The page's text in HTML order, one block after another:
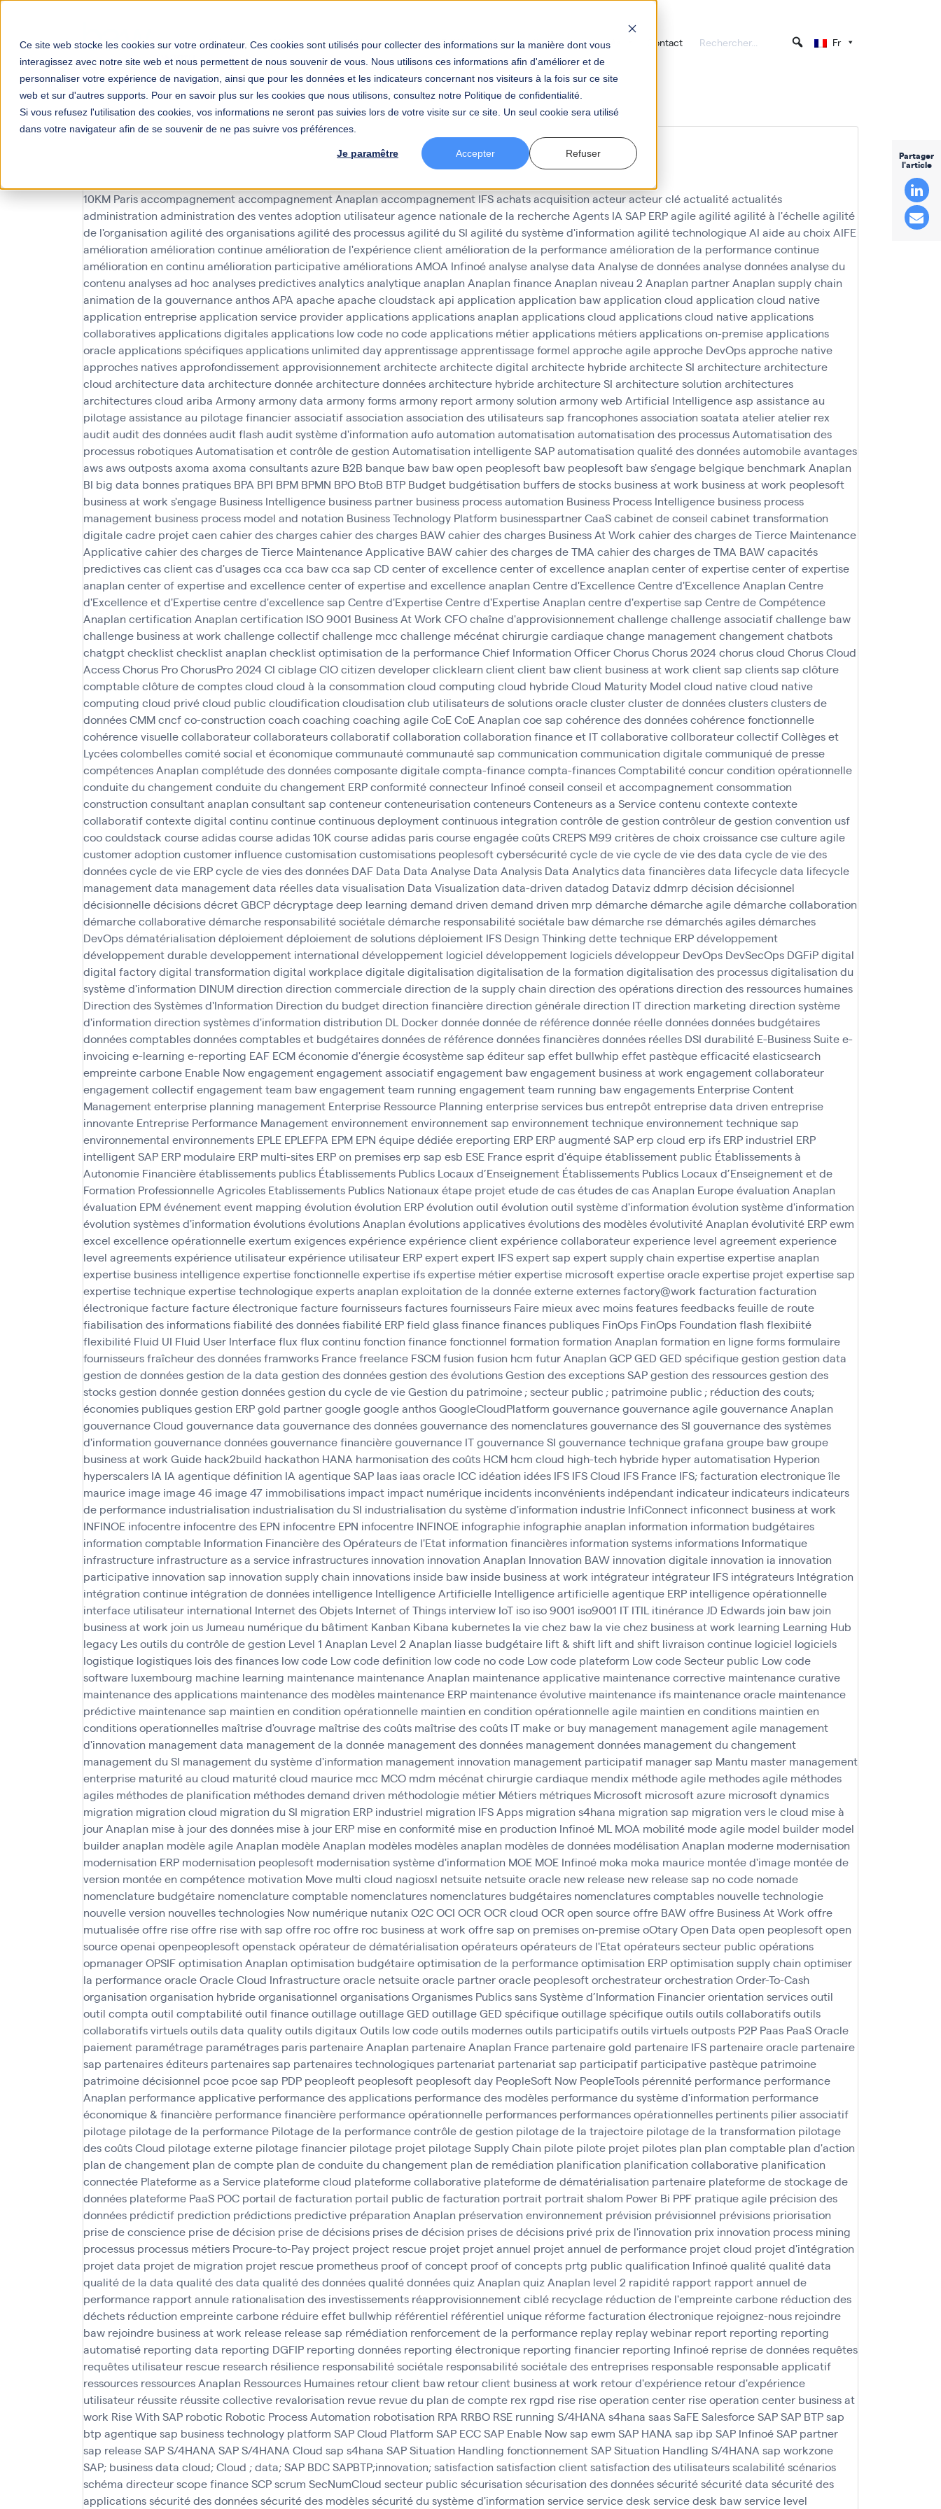
Ce site web stocke les cookies sur votre ordinateur. Ces cookies sont utilisés pour collecter des informations sur la manière dont vous
interagissez avec notre site web et nous permettent de nous souvenir de vous. Nous utilisons ces informations afin d'améliorer et de
personnaliser votre expérience de navigation, ainsi que pour les données et les indicateurs concernant nos visiteurs à la fois sur ce site
web et sur d'autres supports. Pour en savoir plus sur les cookies que nous utilisons, consultez notre Politique de confidentialité.
Si vous refusez l'utilisation des cookies, vos informations ne seront pas suivies lors de votre visite sur ce site. Un seul cookie sera utilisé
dans votre navigateur afin de se souvenir de ne pas suivre vos préférences.
Je paramêtre Accepter Refuser
Solutions Votre métier Votre secteur BAW Votre carrière Actualités Contact Fr
requêtes
10KM Parisaccompagnementaccompagnement Anaplan accompagnement IFSachatsacquisition acteuracteur cléactualitéactualités
administration administration des ventesadoption utilisateuragence nationale de la rechercheAgents IA SAP ERPagileagilitéagilité à l'échelleagilité
de l'organisation agilité des organisationsagilité des processusagilité du SI agilité du système d'information agilité technologiqueAI aide au choix AIFE
amélioration amélioration continueamélioration de l'expérience clientamélioration de la performanceamélioration de la performance continue
amélioration en continu amélioration participativeaméliorationsAMOA Infinoéanalyseanalyse data Analyse de donnéesanalyse donnéesanalyse du
contenu analyses ad hoc analyses predictivesanalyticsanalytiqueanaplan Anaplan financeAnaplan niveau 2 Anaplan partnerAnaplan supply chain
animation de la gouvernanceanthosAPA apacheapache cloudstack api application application bawapplication cloud application cloud native
application entrepriseapplication service providerapplicationsapplications anaplan applications cloud applications cloud nativeapplications
collaborativesapplications digitalesapplications low code no codeapplications métierapplications métiersapplications on-premiseapplications
oracleapplications spécifiquesapplications unlimited dayapprentissageapprentissage formel approche agileapproche DevOpsapproche native
approches nativesapprofondissementapprovisionnementarchitectearchitecte digital architecte hybridearchitecte SI architecturearchitecture
cloud architecture data architecture donnéearchitecture donnéesarchitecture hybridearchitecture SI architecture solution architectures
architectures cloud ariba Armonyarmony data armony formsarmony reportarmony solution armony web Artificial Intelligenceasp assistance au
pilotageassistance au pilotage financierassociatifassociation association des utilisateurs sap francophonesassociation soatata atelieratelier rex
auditaudit des donnéesaudit flashaudit système d'information aufoautomation automatisation automatisation des processusAutomatisation des
processus robotiquesAutomatisation et contrôle de gestion Automatisation intelligente SAPautomatisation qualité des donnéesautomobileavantages
awsaws outpostsaxoma axoma consultantsazure B2B banque baw baw open peoplesoft baw peoplesoft baw s'engage belgique benchmark Anaplan
BI big data bonnes pratiques BPA BPI BPM BPMN BPO BtoB BTP Budget budgétisation buffers de stocks business at work business at work peoplesoft
business at work s'engage Business Intelligence business partner business process automation Business Process Intelligence business process
management business process model and notation Business Technology Platform businesspartnerCaaScabinet de conseil cabinet transformation
digitalecadre projetcaen cahier des chargescahier des charges BAWcahier des charges Business At Work cahier des charges de Tierce Maintenance
Applicativecahier des charges de Tierce Maintenance Applicative BAWcahier des charges de TMA cahier des charges de TMA BAWcapacités
predictivescas clientcas d'usagescca cca bawcca sap CD center of excellencecenter of excellence anaplan center of expertisecenter of expertise
anaplan center of expertise and excellencecenter of expertise and excellence anaplan Centre d'ExcellenceCentre d'Excellence Anaplan Centre
d'Excellence et d'Expertisecentre d'excellence sap Centre d'ExpertiseCentre d'Expertise Anaplan centre d'expertise sap Centre de Compétence
Anaplan certification Anaplan certification ISO 9001 Business At Work CFOchaîne d'approvisionnementchallengechallenge associatifchallenge baw
challenge business at work challenge collectifchallenge mcc challenge mécénat chirurgie cardiaquechange managementchangementchatbots
chatgptchecklistchecklist anaplan checklist optimisation de la performanceChief Information OfficerChorusChorus 2024chorus cloud Chorus Cloud
AccessChorus ProChorusPro 2024CI ciblageCIOcitizen developerclicklearn clientclient bawclient business at work client sap clients sap clôture
comptableclôture de comptescloud cloud à la consommation cloud computing cloud hybrideCloud Maturity Model cloud nativecloud native
computing cloud privécloud public cloudification cloudisation club utilisateurs de solutions oracleclustercluster de donnéesclustersclusters de
donnéesCMMcncfco-construction coachcoaching coaching agileCoECoE Anaplan coe sap cohérence des donnéescohérence fonctionnelle
cohérence visuellecollaborateurcollaborateurscollaboratifcollaboration collaboration finance et ITcollaborativecollborateurcollectifCollèges et
Lycéescolombellescomité social et économiquecommunautécommunauté sap communication communication digitalecommuniqué de presse
compétences Anaplan complétude des donnéescomposante digitalecompta-financecompta-financesComptabilitéconcurcondition opérationnelle
conduite du changementconduite du changement ERPconformitéconnecteur Infinoéconseil conseil et accompagnementconsommation
construction consultant anaplan consultant sap conteneurconteneurisation conteneursConteneurs as a Servicecontenu contextecontexte
collaboratifcontexte digital continu continuecontinuous deploymentcontinuous integration contrôle de gestion contrôleur de gestion convention usf
coocouldstack course adidascourse adidas 10K course adidas pariscourse engagéecoûtsCREPS M99 critères de choix croissancecseculture agile
customer adoption customer influencecustomisation customisations peoplesoftcybersécuritécycle de viecycle de vie des data cycle de vie des
donnéescycle de vie ERPcycle de vies des données DAF Data Data Analyse Data Analysis Data Analyticsdata financièresdata lifecycledata lifecycle
managementdata managementdata réellesdata visualisation Data Visualization data-driven datadog Datavizddmrp décision décisionnel
décisionnelledécisionsdécret GBCPdécryptagedeep learning demand driven demand driven mrp démarchedémarche agiledémarche collaboration
démarche collaborativedémarche responsabilité sociétaledémarche responsabilité sociétale bawdémarche rsedémarchés agilesdémarches
DevOpsdématérialisation déploiementdéploiement de solutionsdéploiement IFS Design Thinking dette technique ERPdéveloppement
développement durabledeveloppement international développement logiciel développement logicielsdéveloppeur DevOps DevSecOps DGFiPdigital
digital factorydigital transformation digital workplacedigitaledigitalisation digitalisation de la formation digitalisation des processusdigitalisation du
système d'information DINUMdirection direction commercialedirection de la supply chain direction des opérationsdirection des ressources humaines
Direction des Systèmes d'Information Direction du budgetdirection financièredirection généraledirection ITdirection marketing direction système
d'information direction systèmes d'information distribution DL Dockerdonnéedonnée de référencedonnée réelledonnéesdonnées budgétaires
données comptablesdonnées comptables et budgétairesdonnées de référencedonnées financièresdonnées réelles DSI durabilité E-Business Suitee-
invoicing e-learning e-reporting EAF ECMéconomie d'énergieécosystème sap éditeur sap effet bullwhip effet pastèqueefficacitéelasticsearch
empreinte carbone Enable Nowengagementengagement associatifengagement bawengagement business at work engagement collaborateur
engagement collectifengagement team bawengagement team running engagement team running bawengagements Enterprise Content
Managemententerprise planning management Enterprise Ressource Planning enterprise services busentrepôtentreprise data driven entreprise
innovante Entreprise Performance Managementenvironnementenvironnement sap environnement techniqueenvironnement technique sap
environnemental environnements EPLE EPLEFPA EPM EPN équipe dédiéeereporting ERP ERP augmenté SAPerp cloud erp ifs ERP industriel ERP
intelligent SAP ERP modulaire ERP multi-sites ERP on premiseserp sap esb ESE Franceesprit d'équipeétablissement public Établissements à
Autonomie Financièreétablissements publics Établissements Publics Locaux d’Enseignement Établissements Publics Locaux d’Enseignement et de
Formation Professionnelle Agricoles Etablissements Publics Nationaux étape projetetude de casétudes de cas Anaplan Europeévaluation Anaplan
évaluation EPMévénementevent mapping évolution évolution ERPévolution outil évolution outil système d'information évolution système d'information
évolution systèmes d'information évolutionsévolutions Anaplan évolutions applicativesévolutions des modèlesévolutivité Anaplan évolutivité ERPewm
excel excellence opérationnelleexertum exigencesexpérienceexpérience clientexpérience collaborateurexperience level agreementexperience
level agreementsexpérience utilisateurexpérience utilisateur ERPexpertexpert IFSexpert sap expert supply chain expertiseexpertise anaplan
expertise business intelligenceexpertise fonctionnelleexpertise ifsexpertise métierexpertise microsoftexpertise oracleexpertise projetexpertise sap
expertise techniqueexpertise technologiqueexperts anaplan exploitation de la donnéeexterneexternesfactory@work facturation facturation
électroniquefacturefacture électroniquefacture fournisseursfactures fournisseurs Faire mieux avec moinsfeaturesfeedbacksfeuille de route
fiabilisation des informationsfiabilité des donnéesfiabilité ERPfield glassfinancefinances publiques FinOps FinOps Foundation flashflexibiité
flexibilité Fluid UI Fluid User Interfaceflux flux continu fonction financefonctionnel formation formation Anaplan formation en ligneformsformulaire
fournisseursfraîcheur des donnéesframworks Francefreelance FSCMfusion fusion hcm futur Anaplan GCPGED GED spécifiquegestion gestion data
gestion de donnéesgestion de la data gestion des donnéesgestion des évolutionsGestion des exceptions SAPgestion des ressourcesgestion des
stocksgestion donnéegestion donnéesgestion du cycle de vieGestion du patrimoine ; secteur public ; patrimoine public ; réduction des couts;
économies publiquesgestion ERPgold partnergooglegoogle anthosGoogleCloudPlatform gouvernancegouvernance agilegouvernance Anaplan
gouvernance Cloud gouvernance data gouvernance des donnéesgouvernance des nomenclaturesgouvernance des SI gouvernance des systèmes
d'information gouvernance donnéesgouvernance financièregouvernance ITgouvernance SI gouvernance techniquegrafana groupe bawgroupe
business at work Guide hack2build hackathon HANA harmonisation des coûts HCM hcm cloud high-tech hybride hyper automatisation Hyperion
hyperscalers IA IA agentique définition IA agentique SAP Iaas iaas oracle ICC idéation idées IFS IFS Cloud IFS France IFS; facturation electroniqueîle
maurice image image 46 image 47 immobilisations impact impact numérique incidents inconvénients indépendant indicateur indicateurs indicateurs
de performance industrialisation industrialisation du SI industrialisation du système d'information industrie InfiConnect inficonnect business at work
INFINOE infocentre infocentre des EPN infocentre EPN infocentre INFINOE infographie infographie anaplan information information budgétaires
information comptable Information Financière des Opérateurs de l'Etat information financières information systems informations Informatique
infrastructure infrastructure as a service infrastructures innovation innovation Anaplan Innovation BAW innovation digitale innovation ia innovation
participative innovation sap innovation supply chain innovations inside baw inside business at work intégrateur intégrateur IFS intégrateurs Intégration
intégration continue intégration de données intelligence Intelligence Artificielle Intelligence artificielle agentique ERP intelligence opérationnelle
interface utilisateur international Internet des Objets Internet of Things interview IoT iso iso 9001 iso9001 IT ITIL itinérance JD Edwards join baw join
business at work join us Jumeau numérique du bâtiment Kanban Kibana kubernetes la vie chez baw la vie chez business at work learning Learning Hub
legacy Les outils du contrôle de gestion Level 1 Anaplan Level 2 Anaplan liasse budgétaire lift & shift lift and shift livraison continue logiciel logiciels
logistique logistiques lois des finances low code Low code definition low code no code Low code plateform Low code Secteur public Low code
software luxembourg machine learning maintenance maintenance Anaplan maintenance applicative maintenance corrective maintenance curative
maintenance des applications maintenance des modèles maintenance ERP maintenance évolutive maintenance ifs maintenance oracle maintenance
prédictive maintenance sap maintien en condition opérationnelle maintien en condition opérationnelle agile maintien en conditions maintien en
conditions operationnelles maîtrise d'ouvrage maîtrise des coûts maîtrise des coûts IT make or buy management management agile management
d'innovation management data management de la donnée management des données management données management du changement
management du SI management du système d'information management innovation management participatif manager sap Mantu master management
enterprise maturité au cloud maturité cloud maurice mcc MCO mdm mécénat chirurgie cardiaque mendix méthode agile methodes agile méthodes
agiles méthodes de planification méthodes demand driven méthodologie métier Métiers métriques Microsoft microsoft azure microsoft dynamics
migration migration cloud migration du SI migration ERP industriel migration IFS Apps migration s4hana migration sap migration vers le cloud mise à
jour Anaplan mise à jour des données mise à jour ERP mise en conformité mise en production Infinoé ML MOA mobilité mode agile model builder model
builder anaplan modèle agile Anaplan modèle Anaplan modèles modèles anaplan modèles de données modélisation Anaplan moderne modernisation
modernisation ERP modernisation peoplesoft modernisation système d'information MOE MOE Infinoé moka moka maurice montée d'image montée de
version montée en compétence motivation Move multi cloud nagiosxl netsuite netsuite oracle new release new release sap no code nomade
nomenclature budgétaire nomenclature comptable nomenclatures nomenclatures budgétaires nomenclatures comptables nouvelle technologie
nouvelle version nouvelles technologies Now numérique nutanix O2COCI OCR OCR cloud OCR open sourceoffre BAWoffre Business At Work offre
mutualiséeoffre riseoffre rise with sap offre roc offre roc business at work offre sap on premiseson-premiseoOtaryOpen Data open peoplesoftopen
sourceopenai openpeoplesoftopenstack opérateur de dématérialisation opérateursopérateurs de l'Etatopérateurs secteur public opérations
opmanagerOPSIFoptimisation Anaplan optimisation budgétaireoptimisation de la performanceoptimisation ERPoptimisation supply chain optimiser
la performanceoracleOracle Cloud Infrastructureoracle netsuiteoracle partneroracle peoplesoftorchestrateurorchestration Order-To-Cash
organisation organisation hybrideorganisationnel organisationsOrganismes Publics sans Système d’Information Financierorientation servicesoutil
outil compta outil comptabilitéoutil financeoutillageoutillage GED outillage GED spécifiqueoutillage spécifiqueoutilsoutils collaboratifsoutils
collaboratifs virtuelsoutils data qualityoutils digitaux Outils low codeoutils modernesoutils participatifsoutils virtuelsoutposts P2P Paas PaaS Oracle
paiement paramétrage paramétrages paris partenaire Anaplan partenaire Anaplan France partenaire gold partenaire IFS partenaire oracle partenaire
sap partenaires éditeurs partenaires sap partenaires technologiques partenariat partenariat sap participatif participative pastèque patrimoine
patrimoine décisionnel pcoe pcoe sap PDP peopleoft peoplesoft peoplesoft day PeopleSoft Now PeopleTools pérennité performance performance
Anaplan performance applicative performance des applications performance des modèles performance du système d'information performance
économique & financière performance financière performance opérationnelle performances performances opérationnelles pertinents pilier associatif
pilotage pilotage de la performance Pilotage de la performance contrôle de gestion pilotage de la trajectoire pilotage de la transformation pilotage
des coûts Cloud pilotage externe pilotage financier pilotage projet pilotage Supply Chain pilote pilote projet pilotes plan plan comptable plan d'action
plan de changement plan de compte plan de conduite du changement plan de remédiation planification planification collaborative planification
connectée Plateforme as a Service plateforme cloud plateforme collaborative plateforme de dématérialisation partenaire plateforme de stockage de
données plateforme PaaS POC portail de facturation portail public de facturation portrait portrait shalom Power Bi PPF pratique agile précision des
données prédictif prediction prédictions predictive préparation Anaplan préservation environnement prévision prévisionnel prévisions priorisation
prise de conscience prise de décision prise de décisions prises de décision prises de décisions privé prix de l'innovation prix innovation process mining
processus processus métiers Procure-to-Pay project project rescue projet projet annuel projet annuel de performance projet cloud projet d'intégration
projet data projet de migration projet rescue prometheus proof of concept proof of concepts prtg public qualification Infinoéqualitéqualité data
qualité de la data qualité des data qualité des donnéesqualité donnéesquiz Anaplan quiz Anaplan level 2 rapidité rapport rapport annuel de
performance rapport annule rationalisation des investissements réapprovisionnement ciblé recyclage réduction de l'empreinte carbone réduction des
déchets réduction empreinte carbone réduire effet bullwhip référentiel référentiel unique réforme facturation électronique rejoignez-nous rejoindre
baw rejoindre business at work release release sap rémédiation renforcement de la performance replay replay webinar report reporting reporting
automatisé reporting data reporting DGFIP reporting données reporting électronique reporting financier reporting Infinoé reprise de données requêtes
requêtes utilisateur rescue research résilience responsabilité sociétale responsabilité sociétale des entreprises responsable responsable applicatif
ressources ressources Anaplan Ressources Humaines retour client baw retour client business at work retour d'expérience retour d'expérience
utilisateur réussite réussite collective revalorisation revue revue du plan de compte rex rgpd rise rise operation center rise operation center business at
work Rise With SAP robotic Robotic Process Automation robotisation RPA RRBO RSE running S/4HANA s4hana saasSaFESalesforceSAPSAP BTPsap
btp agentiquesap business technology platform SAP Cloud Platform SAP ECCSAP Enable Nowsap ewm SAP HANA sap ibp SAP InfinoéSAP partner
sap releaseSAP S/4HANA SAP S/4HANA Cloud sap s4hana SAP Situation Handling fonctionnementSAP Situation Handling S/4HANA sap workzone
SAP; business data cloud; Cloud ; data; SAP BDCSAPBTP;innovation;satisfaction satisfaction clientsatisfaction des utilisateursscalabilitéscénarios
schéma directeurscope financeSCPscrum SecNumCloud secteur public sécurisation sécurisation des donnéessécuritésécurité data sécurité des
applicationssécurité des donnéessécurité des modèlessécurité du système d'information serviceservice desk service desk bawservice level
Partager
l'article